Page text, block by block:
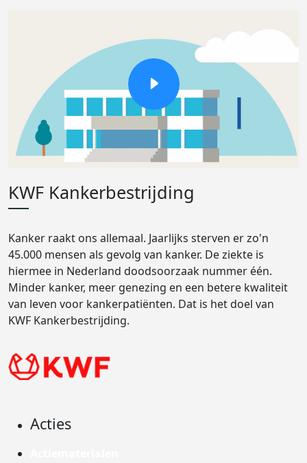
KWF Kankerbestrijding
Kanker raakt ons allemaal. Jaarlijks sterven er zo'n
45.000 mensen als gevolg van kanker. De ziekte is
hiermee in Nederland doodsoorzaak nummer één.
Minder kanker, meer genezing en een betere kwaliteit
van leven voor kankerpatiënten. Dat is het doel van
KWF Kankerbestrijding.
Acties